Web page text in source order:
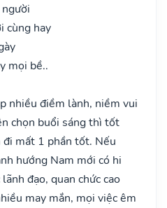
cùng hay
mọi bề..
nhiều điềm lành, niềm vui
chọn buổi sáng thì tốt
mất 1 phần tốt. Nếu
hướng Nam mới có hi
đạo, quan chức cao
may mắn, mọi việc êm